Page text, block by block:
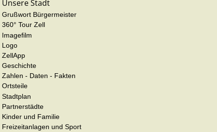
Unsere Stadt
Grußwort Bürgermeister
360° Tour Zell
Imagefilm
Logo
ZellApp
Geschichte
Zahlen - Daten - Fakten
Ortsteile
Stadtplan
Partnerstädte
Kinder und Familie
Freizeitanlagen und Sport